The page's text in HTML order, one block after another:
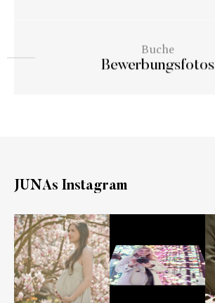
Buche
Bewerbungsfotos
JUNAs Instagram